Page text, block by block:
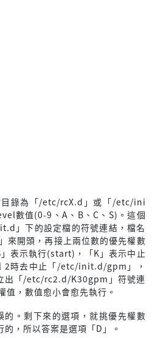
錄為「/etc/rcX.d」或「/etc/ini
數值(0-9、A、B、C、S)。這個
」下的設定檔的符號連結，檔名
來開頭，再接上兩位數的優先權數
表示執行(start)，「K」表示中止
時去中止「/etc/init.d/gpm」，
出「/etc/rc2.d/K30gpm」符號連
，數值愈小會愈先執行。
的。剩下來的選項，就挑優先權數
，所以答案是選項「D」。